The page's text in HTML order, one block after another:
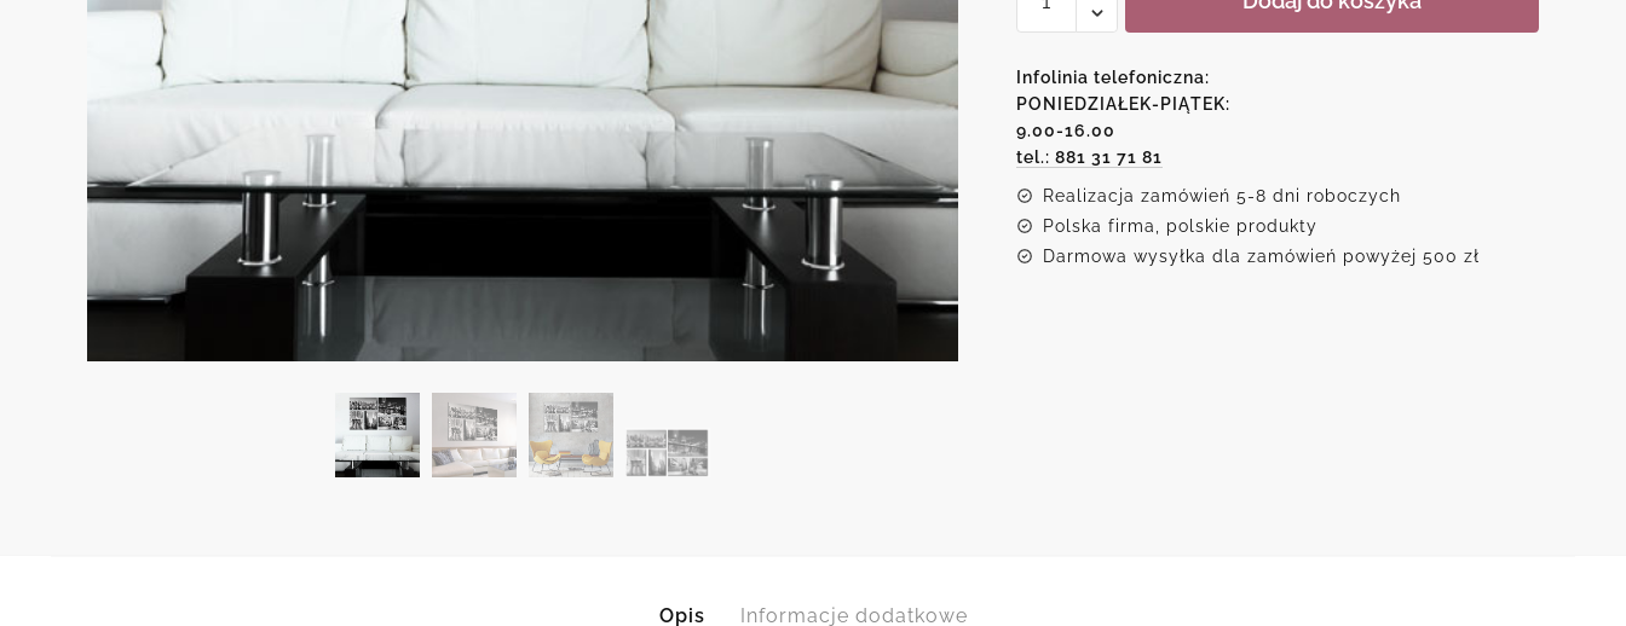
Czarno-
kaskada
z
Nowym
Jorkiem
Infolinia telefoniczna:
PONIEDZIAŁEK-PIĄTEK:
9.00-16.00
tel.: 881 31 71 81
Realizacja zamówień 5-8 dni roboczych
Polska firma, polskie produkty
Darmowa wysyłka dla zamówień powyżej 500 zł
Opis Informacje dodatkowe